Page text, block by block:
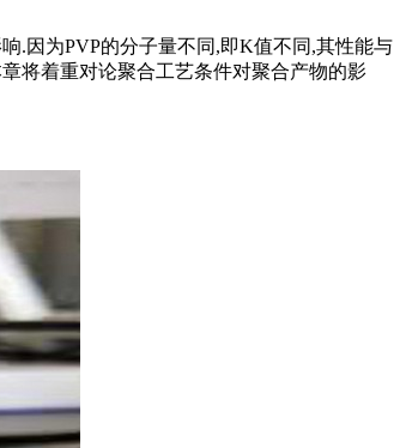
.因为PVP的分子量不同,即K值不同,其性能与
将着重对论聚合工艺条件对聚合产物的影